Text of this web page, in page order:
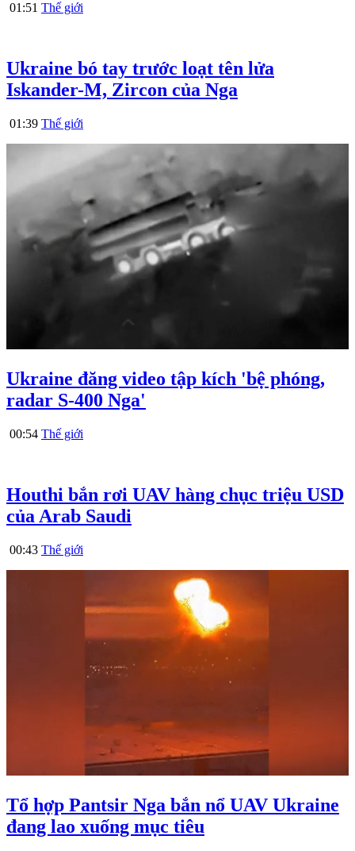
01:51 Thế giới
Ukraine bó tay trước loạt tên lửa
Iskander-M, Zircon của Nga
01:39 Thế giới
Ukraine đăng video tập kích 'bệ phóng,
radar S-400 Nga'
00:54 Thế giới
Houthi bắn rơi UAV hàng chục triệu USD
của Arab Saudi
00:43 Thế giới
Tổ hợp Pantsir Nga bắn nổ UAV Ukraine
đang lao xuống mục tiêu